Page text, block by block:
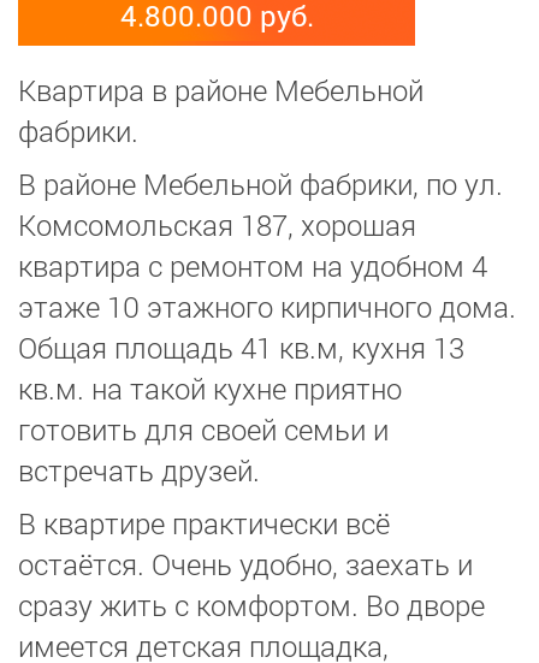
4.800.000 руб.
Квартира в районе Мебельной
фабрики.
В районе Мебельной фабрики, по ул.
Комсомольская 187, хорошая
квартира с ремонтом на удобном 4
этаже 10 этажного кирпичного дома.
Общая площадь 41 кв.м, кухня 13
кв.м. на такой кухне приятно
готовить для своей семьи и
встречать друзей.
В квартире практически всё
остаётся. Очень удобно, заехать и
сразу жить с комфортом. Во дворе
имеется детская площадка,